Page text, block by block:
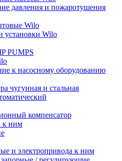
давления и пожаротушения
Wilo
установки Wilo
PUMPS
к насосному оборудованию
чугунная и стальная
компенсатор
к ним
и электропривода к ним